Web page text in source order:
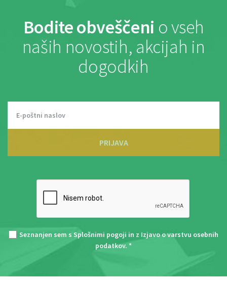
Bodite obveščeni o vseh
naših novostih, akcijah in
dogodkih
PRIJAVA
Seznanjen sem s Splošnimi pogoji in z Izjavo o varstvu osebnih
podatkov. *